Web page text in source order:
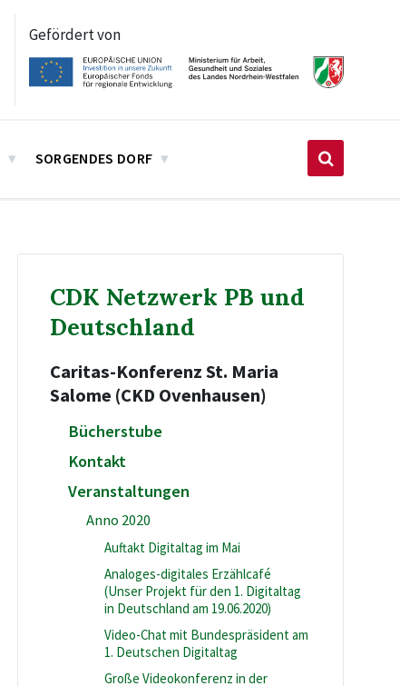
Gefördert von
SORGENDES DORF
CDK Netzwerk PB und
Deutschland
Caritas-Konferenz St. Maria
Salome (CKD Ovenhausen)
Bücherstube
Kontakt
Veranstaltungen
Anno 2020
Auftakt Digitaltag im Mai
Analoges-digitales Erzählcafé
(Unser Projekt für den 1. Digitaltag
in Deutschland am 19.06.2020)
Video-Chat mit Bundespräsident am
1. Deutschen Digitaltag
Große Videokonferenz in der